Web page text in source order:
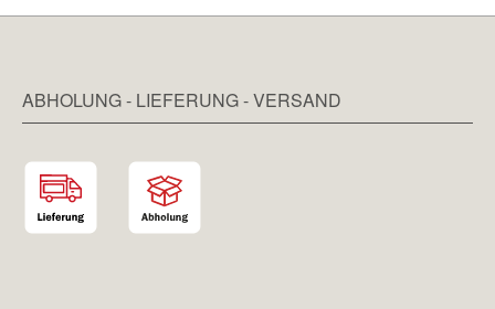
ABHOLUNG - LIEFERUNG - VERSAND